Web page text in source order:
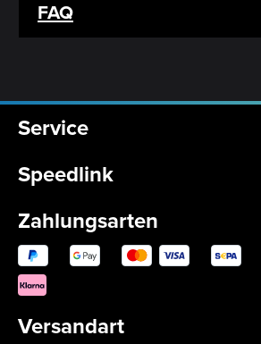
FAQ
Service
Speedlink
Zahlungsarten
Versandart